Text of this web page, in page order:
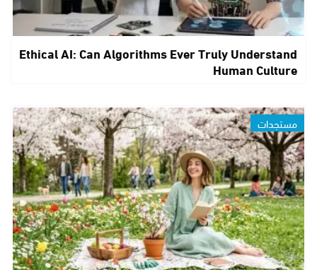
Ethical AI: Can Algorithms Ever Truly Understand
Human Culture
مستجدات